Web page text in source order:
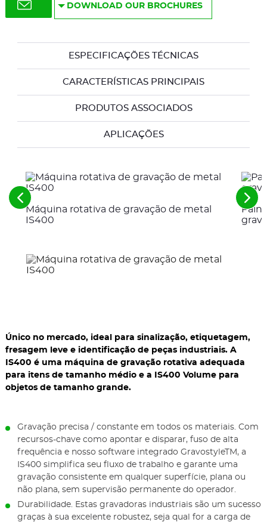
DOWNLOAD OUR BROCHURES
ESPECIFICAÇÕES TÉCNICAS
CARACTERÍSTICAS PRINCIPAIS
PRODUTOS ASSOCIADOS
APLICAÇÕES
Máquina rotativa de gravação de metal
IS400
Veja
os
elementos
Veja
os
Único no mercado, ideal para sinalização, etiquetagem,
fresagem leve e identificação de peças industriais. A
IS400 é uma máquina de gravação rotativa adequada
para itens de tamanho médio e a IS400 Volume para
objetos de tamanho grande.
Gravação precisa / constante em todos os materiais. Com
recursos-chave como apontar e disparar, fuso de alta
frequência e nosso software integrado GravostyleTM, a
IS400 simplifica seu fluxo de trabalho e garante uma
gravação consistente em qualquer superfície, plana ou
não plana, sem supervisão permanente do operador.
Durabilidade. Estas gravadoras industriais são um sucesso
graças à sua excelente robustez, seja qual for a carga de